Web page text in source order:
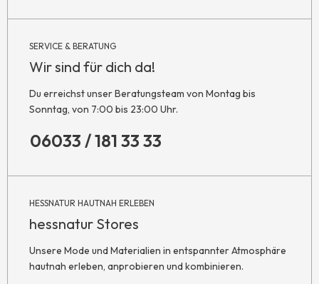
SERVICE & BERATUNG
Wir sind für dich da!
Du erreichst unser Beratungsteam von Montag bis
Sonntag, von 7:00 bis 23:00 Uhr.
06033 / 181 33 33
HESSNATUR HAUTNAH ERLEBEN
hessnatur Stores
Unsere Mode und Materialien in entspannter Atmosphäre
hautnah erleben, anprobieren und kombinieren.